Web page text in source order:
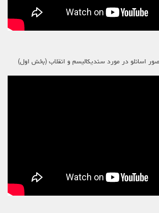
اسانلو در مورد سندیکالیسم و انقلاب (بخش اول)